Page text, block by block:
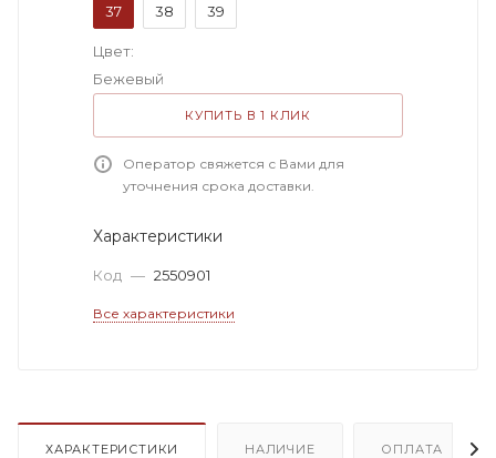
37
38 39
Цвет:
Бежевый
КУПИТЬ В 1 КЛИК
Оператор свяжется с Вами для
уточнения срока доставки.
Характеристики
Код — 2550901
Все характеристики
ХАРАКТЕРИСТИКИ НАЛИЧИЕ ОПЛАТА